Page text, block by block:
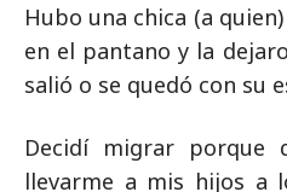
Hubo una chica (a
en el pantano y la
salió o se quedó con su
Decidí migrar porque
llevarme a mis hijos a